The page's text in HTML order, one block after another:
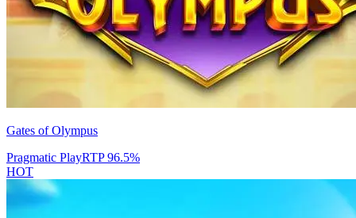
Gates of Olympus
Pragmatic PlayRTP96.5%
HOT